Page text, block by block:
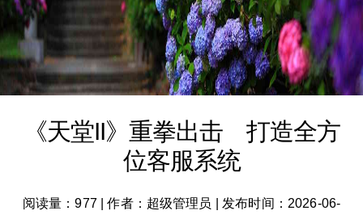
《天堂II》重拳出击 打造全方
位客服系统
阅读量：977|作者：超级管理员
发布时间：2026-06-